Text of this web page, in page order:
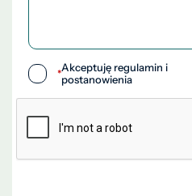
*Akceptuję regulamin i
postanowienia